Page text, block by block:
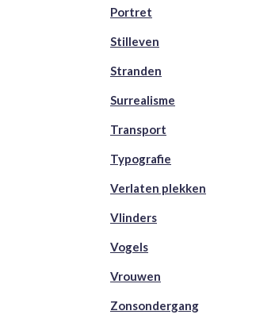
Portret
Stilleven
Stranden
Surrealisme
Transport
Typografie
Verlaten plekken
Vlinders
Vogels
Vrouwen
Zonsondergang